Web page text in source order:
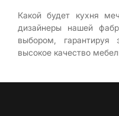
Какой будет кухня
дизайнеры нашей
выбором, гарантируя
высокое качество